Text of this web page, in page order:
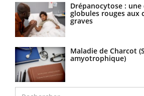
Drépanocytose :
globules rouges aux
graves
Maladie de Charcot
amyotrophique)